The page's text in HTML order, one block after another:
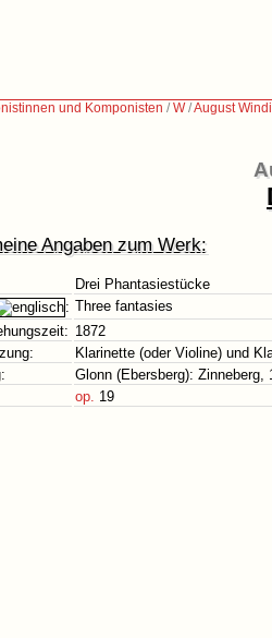
und Komponisten /W/August
Angaben zum Werk:
Drei Phantasiestücke
: Three fantasies
1872
Klarinette (oder Violine) und
Glonn (Ebersberg): Zinneberg,
op. 19